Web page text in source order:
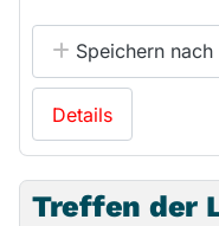
Speichern nach
Details
Treffen der